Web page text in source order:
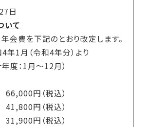
日
いて
会費を下記のとおり改定します。
4年1月（令和4年分）より
度：1月～12月）
円（税込）
円（税込）
円（税込）